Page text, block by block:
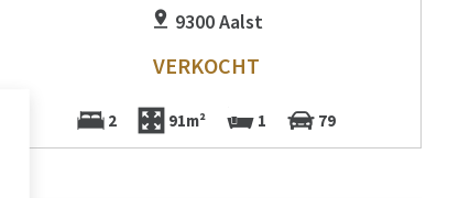
9300 Aalst
VERKOCHT
2 91m² 1 79